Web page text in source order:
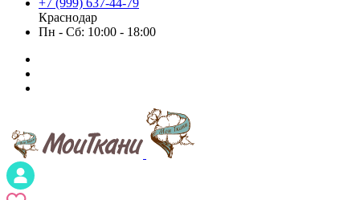
+7 (999) 637-44-79
Краснодар
Пн - Сб: 10:00 - 18:00